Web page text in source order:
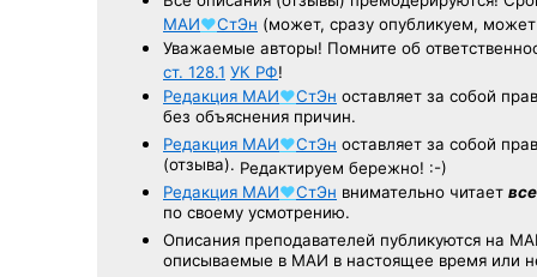
МАИ♥СтЭн (может, сразу опубликуем,
Уважаемые авторы! Помните об
ст. 128.1 УК РФ!
Редакция МАИ♥СтЭн оставляет за собой
без объяснения причин.
Редакция МАИ♥СтЭн оставляет за собой
(отзыва). Редактируем бережно! :-)
Редакция МАИ♥СтЭн внимательно читает все
по своему усмотрению.
Описания преподавателей публикуются на
описываемые в МАИ в настоящее время или